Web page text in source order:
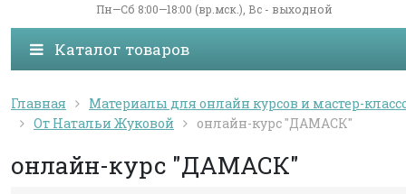
Пн—Сб 8:00—18:00 (вр.мск.), Вс - выходной
Каталог товаров
Главная
Материалы для онлайн курсов и мастер-
От Натальи Жуковой
онлайн-курс "ДАМАСК"
онлайн-курс "ДАМАСК"